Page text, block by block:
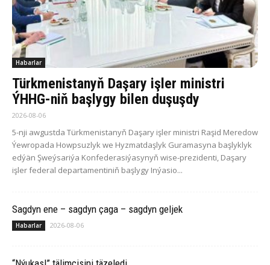
Habarlar
Türkmenistanyň Daşary işler ministri
ÝHHG-niň başlygy bilen duşuşdy
2026-08-06
5-nji awgustda Türkmenistanyň Daşary işler ministri Raşid Meredow
Ýewropada Howpsuzlyk we Hyzmatdaşlyk Guramasyna başlyklyk
edýän Şweýsariýa Konfederasiýasynyň wise-prezidenti, Daşary
işler federal departamentiniň başlygy Inýasio...
Sagdyn ene – sagdyn çaga – sagdyn geljek
Habarlar 2026-08-06